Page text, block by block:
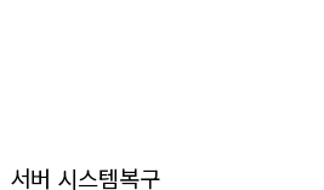
서버 시스템복구